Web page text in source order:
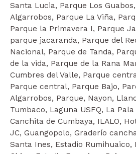
Santa Lucia, Parque Los
Algarrobos, Parque La Viña,
Parque la Primavera I, Parque
parque jacaranda, Parque del
Nacional, Parque de Tanda,
de la vida, Parque de la Rana
Cumbres del Valle, Parque
Parque central, Parque Bajo,
Algarrobos, Parque, Nayon,
Tumbaco, Laguna USFQ, La
Canchita de Cumbaya, ILALO,
JC, Guangopolo, Graderío
Santa Ines, Estadio Rumihuaico,